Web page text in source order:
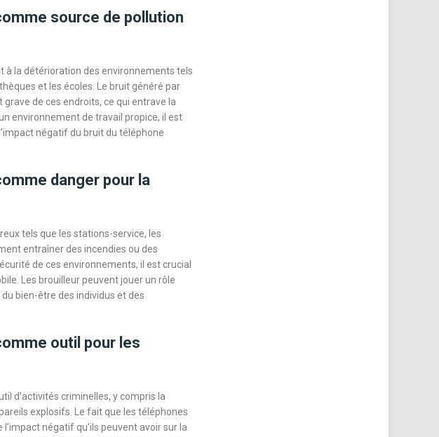
source de pollution
à la détérioration des environnements tels
et les écoles. Le bruit généré par
de ces endroits, ce qui entrave la
environnement de travail propice, il est
négatif du bruit du téléphone
danger pour la
tels que les stations-service, les
entraîner des incendies ou des
de ces environnements, il est crucial
Les brouilleur peuvent jouer un rôle
bien-être des individus et des
outil pour les
d’activités criminelles, y compris la
explosifs. Le fait que les téléphones
négatif qu’ils peuvent avoir sur la